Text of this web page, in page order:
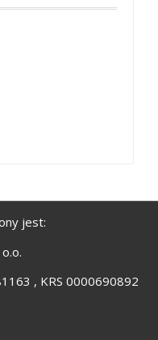
jest:
, KRS 0000690892